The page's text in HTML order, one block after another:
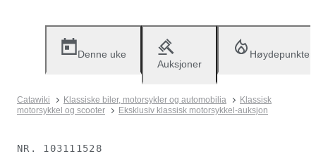
Denne uke
Auksjoner
Høydepunkter
Catawiki Klassiske biler, motorsykler og automobilia
Klassisk
motorsykkel og scooter
Eksklusiv klassisk motorsykkel-auksjon
NR. 103111528